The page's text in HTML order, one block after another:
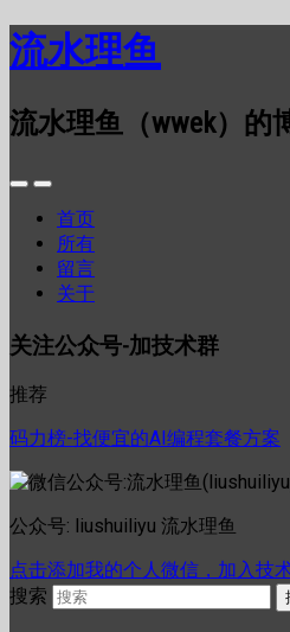
流水理鱼
流水理鱼（wwek）的
首页
所有
留言
关于
关注公众号-加技术群
推荐
码力榜-找便宜的AI编程套餐方案
公众号: liushuiliyu 流水理鱼
点击添加我的个人微信，加入技
搜索